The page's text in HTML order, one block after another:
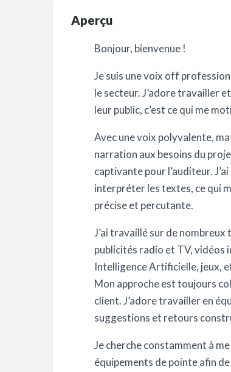
Aperçu
Bonjour, bienvenue !
Je suis une voix off
le secteur. J’adore travailler
leur public, c’est ce qui me
Avec une voix polyvalente,
narration aux besoins du
captivante pour l’auditeur.
interpréter les textes, ce qui
précise et percutante.
J’ai travaillé sur de
publicités radio et TV, vidéos
Intelligence Artificielle, jeux,
Mon approche est toujours
client. J’adore travailler en
suggestions et retours
Je cherche constamment à
équipements de pointe afin